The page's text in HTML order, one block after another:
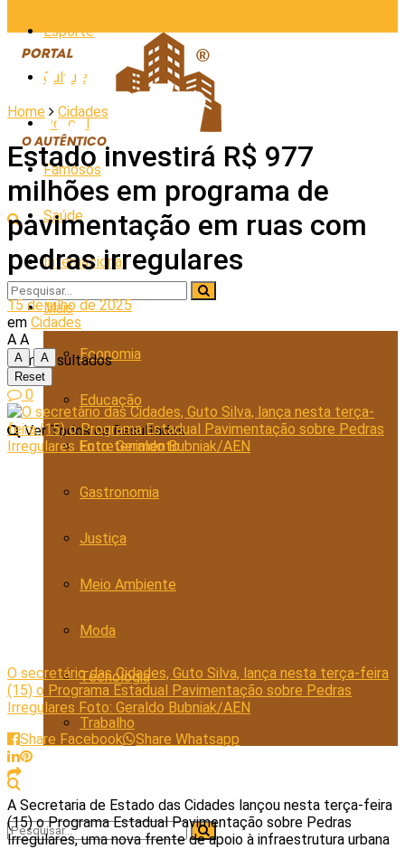
Esporte
Cultura
Policial
Famosos
Saúde
Internacional
Mais
Economia
Educação
Entretenimento
Gastronomia
Justiça
Meio Ambiente
Moda
Tecnologia
Trabalho
Sem Resultados
Ver Todos os Resultados
Home Cidades
Estado investirá R$ 977
milhões em programa de
pavimentação em ruas com
pedras irregulares
15 de julho de 2025
em Cidades
A A
A
A
Reset
0
O secretário das Cidades, Guto Silva, lança nesta terça-feira
(15) o Programa Estadual Pavimentação sobre Pedras
Irregulares Foto: Geraldo Bubniak/AEN
Share Facebook
Share Whatsapp
A Secretaria de Estado das Cidades lançou nesta terça-feira
(15) o Programa Estadual Pavimentação sobre Pedras
Irregulares, uma nova frente de apoio à infraestrutura urbana